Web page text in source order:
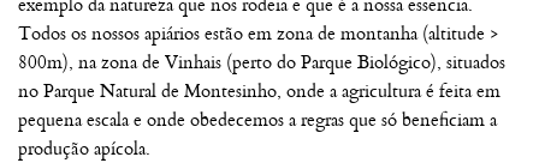
Todos os nossos apiários estão em zona de montanha (altitude >
800m), na zona de Vinhais (perto do Parque Biológico), situados
no Parque Natural de Montesinho, onde a agricultura é feita em
pequena escala e onde obedecemos a regras que só beneficiam a
produção apícola.